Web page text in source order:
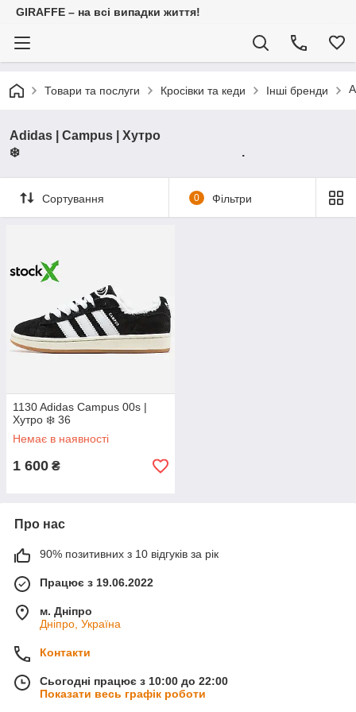
GIRAFFE – на всі випадки життя!
Товари та послуги Кросівки та кеди Інші бренди
Adidas | Campus | Хутро
❄️ .
Сортування 0 Фільтри
1130 Adidas Campus 00s |
Хутро ❄️ 36
Немає в наявності
1 600 ₴
Про нас
90% позитивних з 10 відгуків за рік
Працює з 19.06.2022
м. Дніпро
Дніпро, Україна
Контакти
Сьогодні працює з 10:00 до 22:00
Показати весь графік роботи